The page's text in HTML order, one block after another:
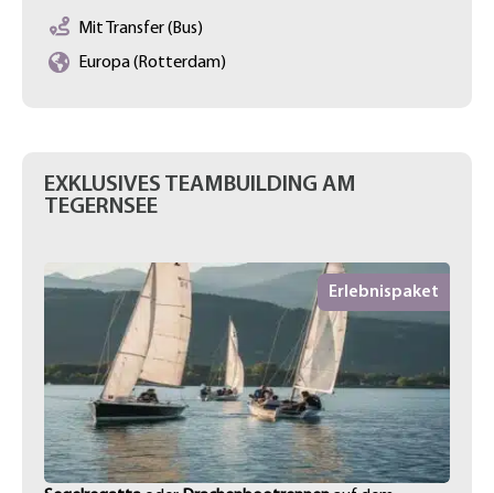
Mit Transfer (Bus)
Europa (Rotterdam)
EXKLUSIVES TEAMBUILDING AM
TEGERNSEE
Erlebnispaket